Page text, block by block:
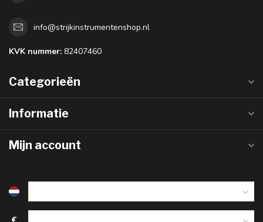
info@strijkinstrumentenshop.nl
KVK nummer: 82407460
Categorieën
Informatie
Mijn account